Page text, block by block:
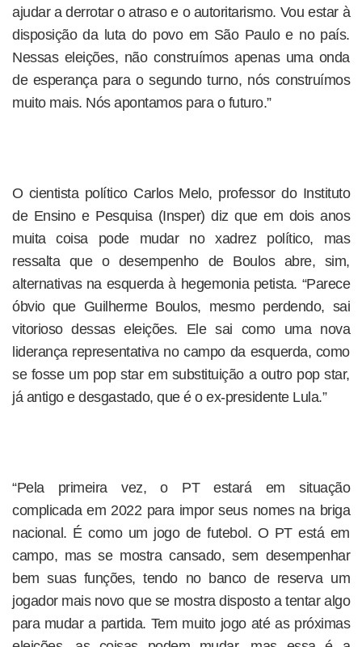
ajudar a derrotar o atraso e o autoritarismo. Vou estar à
disposição da luta do povo em São Paulo e no país.
Nessas eleições, não construímos apenas uma onda
de esperança para o segundo turno, nós construímos
muito mais. Nós apontamos para o futuro.”
O cientista político Carlos Melo, professor do Instituto
de Ensino e Pesquisa (Insper) diz que em dois anos
muita coisa pode mudar no xadrez político, mas
ressalta que o desempenho de Boulos abre, sim,
alternativas na esquerda à hegemonia petista. “Parece
óbvio que Guilherme Boulos, mesmo perdendo, sai
vitorioso dessas eleições. Ele sai como uma nova
liderança representativa no campo da esquerda, como
se fosse um pop star em substituição a outro pop star,
já antigo e desgastado, que é o ex-presidente Lula.”
“Pela primeira vez, o PT estará em situação
complicada em 2022 para impor seus nomes na briga
nacional. É como um jogo de futebol. O PT está em
campo, mas se mostra cansado, sem desempenhar
bem suas funções, tendo no banco de reserva um
jogador mais novo que se mostra disposto a tentar algo
para mudar a partida. Tem muito jogo até as próximas